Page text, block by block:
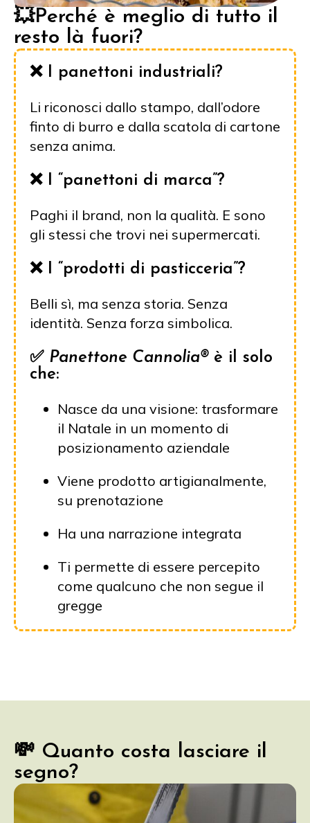
💥Perché è meglio di tutto il
resto là fuori?
❌ I panettoni industriali?
Li riconosci dallo stampo, dall’odore
finto di burro e dalla scatola di cartone
senza anima.
❌ I “panettoni di marca”?
Paghi il brand, non la qualità. E sono
gli stessi che trovi nei supermercati.
❌ I “prodotti di pasticceria”?
Belli sì, ma senza storia. Senza
identità. Senza forza simbolica.
✅ Panettone Cannolia®è il solo
che:
Nasce da una visione: trasformare
il Natale in un momento di
posizionamento aziendale
Viene prodotto artigianalmente,
su prenotazione
Ha una narrazione integrata
Ti permette di essere percepito
come qualcuno che non segue il
gregge
💸 Quanto costa lasciare il
segno?